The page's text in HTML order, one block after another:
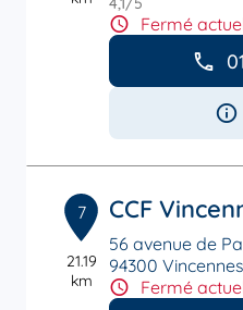
Fermé
7
21.19
km
CCF
56 avenue de
94300 Vincennes
Fermé